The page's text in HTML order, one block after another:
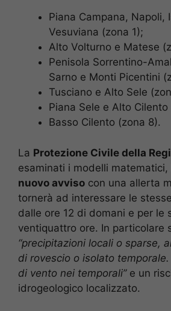
Piana Campana, Napoli,
Vesuviana (zona 1);
Alto Volturno e Matese
Penisola Sorrentino-
Sarno e Monti Picentini
Tusciano e Alto Sele
Piana Sele e Alto
Basso Cilento (zona 8).
La Protezione Civile della
esaminati i modelli
nuovo avviso con una allerta
tornerà ad interessare le
dalle ore 12 di domani e per le
ventiquattro ore. In particolare
“precipitazioni locali o sparse,
di rovescio o isolato
di vento nei temporali”e un
idrogeologico localizzato.